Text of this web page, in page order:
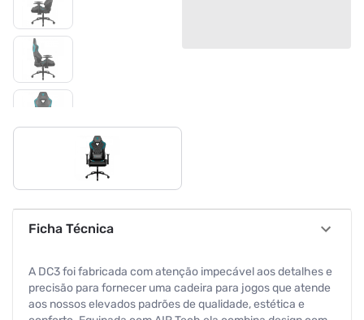
Ficha Técnica
A DC3 foi fabricada com atenção impecável aos detalhes e
precisão para fornecer uma cadeira para jogos que atende
aos nossos elevados padrões de qualidade, estética e